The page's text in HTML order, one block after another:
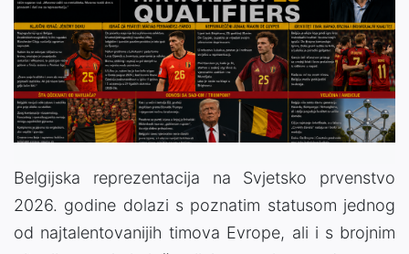
Belgijska reprezentacija na Svjetsko prvenstvo
2026. godine dolazi s poznatim statusom jednog
od najtalentovanijih timova Evrope, ali i s brojnim